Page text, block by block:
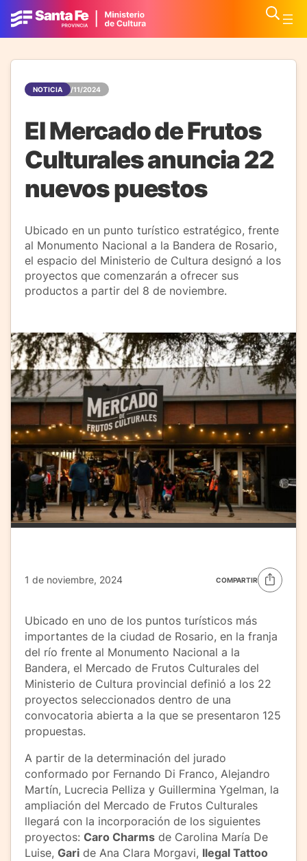
NOTICIA 01/11/2024
El Mercado de Frutos
Culturales anuncia 22
nuevos puestos
Ubicado en un punto turístico estratégico, frente
al Monumento Nacional a la Bandera de Rosario,
el espacio del Ministerio de Cultura designó a los
proyectos que comenzarán a ofrecer sus
productos a partir del 8 de noviembre.
1 de noviembre, 2024 COMPARTIR
Ubicado en uno de los puntos turísticos más
importantes de la ciudad de Rosario, en la franja
del río frente al Monumento Nacional a la
Bandera, el Mercado de Frutos Culturales del
Ministerio de Cultura provincial definió a los 22
proyectos seleccionados dentro de una
convocatoria abierta a la que se presentaron 125
propuestas.
A partir de la determinación del jurado
conformado por Fernando Di Franco, Alejandro
Martín, Lucrecia Pelliza y Guillermina Ygelman, la
ampliación del Mercado de Frutos Culturales
llegará con la incorporación de los siguientes
proyectos: Caro Charms de Carolina María De
Luise, Gari de Ana Clara Morgavi, Ilegal Tattoo